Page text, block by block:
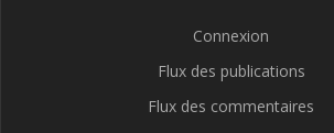
Connexion
Flux des publications
Flux des commentaires